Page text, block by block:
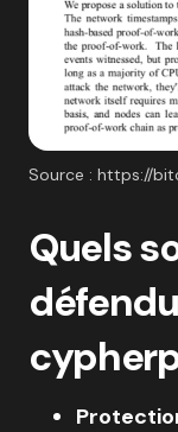
Source : https://
Quels